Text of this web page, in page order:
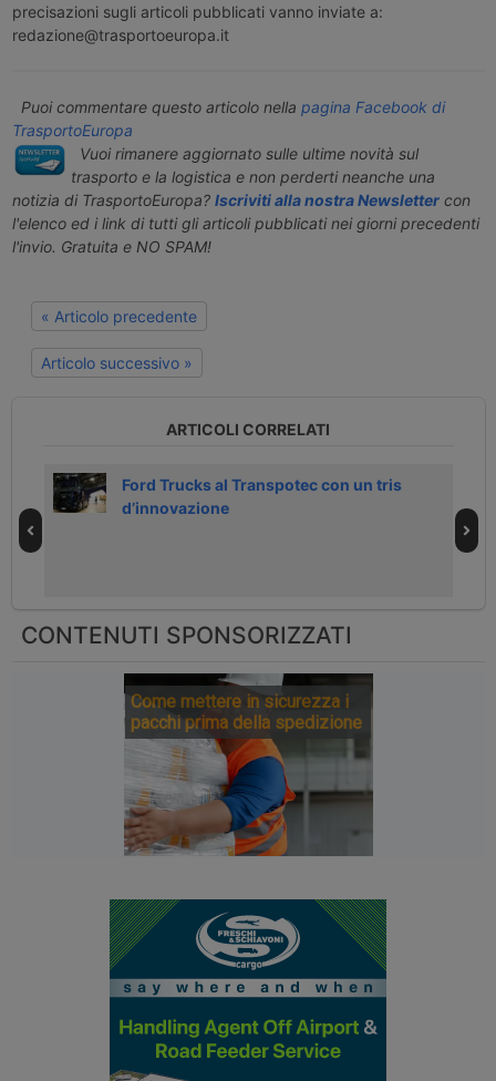
precisazioni sugli articoli pubblicati vanno inviate a:
redazione@trasportoeuropa.it
Puoi commentare questo articolo nella pagina Facebook di
TrasportoEuropa
Vuoi rimanere aggiornato sulle ultime novità sul
trasporto e la logistica e non perderti neanche una
notizia di TrasportoEuropa? Iscriviti alla nostra Newslettercon
l'elenco ed i link di tutti gli articoli pubblicati nei giorni precedenti
l'invio. Gratuita e NO SPAM!
« Articolo precedente
Articolo successivo »
ARTICOLI CORRELATI
Ford Trucks al Transpotec con un tris
d’innovazione
CONTENUTI SPONSORIZZATI
Come mettere in sicurezza i
pacchi prima della spedizione